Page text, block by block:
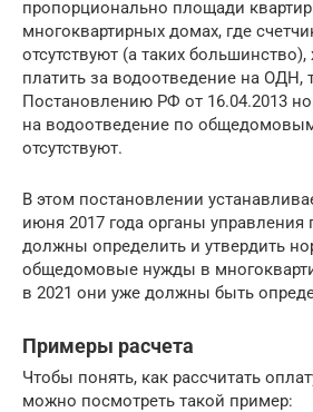
пропорционально площади
многоквартирных домах, где
отсутствуют (а таких
платить за водоотведение на ОДН,
Постановлению РФ от 16.04.2013
на водоотведение по
отсутствуют.
В этом постановлении
июня 2017 года органы
должны определить и утвердить
общедомовые нужды в
в 2021 они уже должны быть
Примеры расчета
Чтобы понять, как рассчитать
можно посмотреть такой пример: